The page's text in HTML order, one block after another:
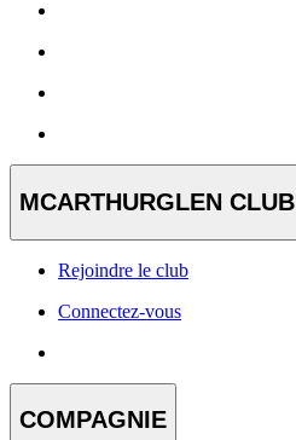
MCARTHURGLEN CLUB
Rejoindre le club
Connectez-vous
COMPAGNIE